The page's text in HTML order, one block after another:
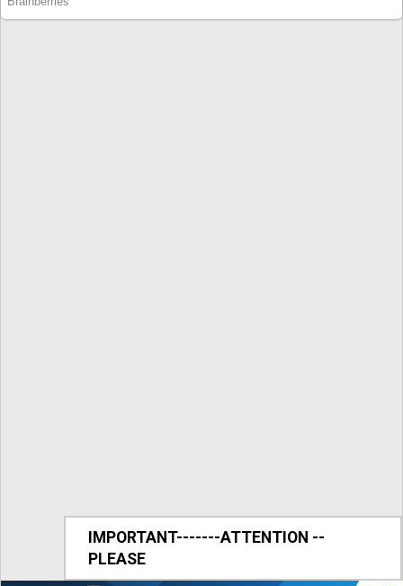
IMPORTANT-------ATTENTION --
PLEASE